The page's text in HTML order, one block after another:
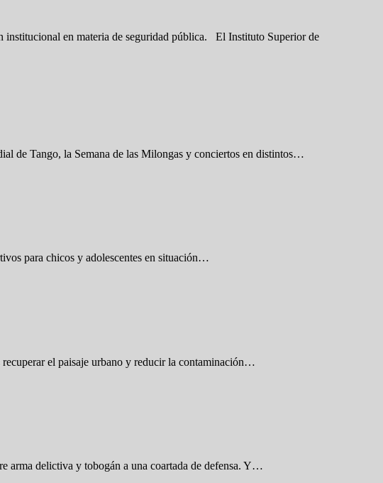
institucional en materia de seguridad pública. El Instituto Superior de
de Tango, la Semana de las Milongas y conciertos en distintos…
para chicos y adolescentes en situación…
recuperar el paisaje urbano y reducir la contaminación…
arma delictiva y tobogán a una coartada de defensa. Y…